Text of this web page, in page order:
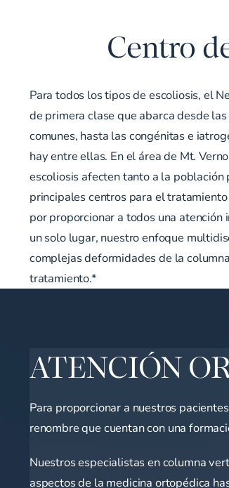
Centro
Para todos los tipos de escoliosis, el
de primera clase que abarca desde
comunes, hasta las congénitas e
hay entre ellas. En el área de Mt.
escoliosis afecten tanto a la
principales centros para el
por proporcionar a todos una
un solo lugar, nuestro enfoque
complejas deformidades de la
tratamiento.*
ATENCIÓN
Para proporcionar a nuestros
renombre que cuentan con una
Nuestros especialistas en columna
aspectos de la medicina ortopédica